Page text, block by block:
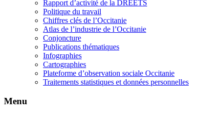
Rapport d’activité de la DREETS
Politique du travail
Chiffres clés de l’Occitanie
Atlas de l’industrie de l’Occitanie
Conjoncture
Publications thématiques
Infographies
Cartographies
Plateforme d’observation sociale Occitanie
Traitements statistiques et données personnelles
Menu